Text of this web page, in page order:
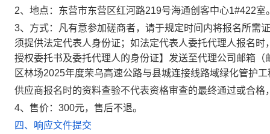
2、 地点： 东营市东营区红河路219号海通创客中心1#422室
3、 方式：凡有意参加磋商者，请于规定时间内将报名所需
须提供法定代表人身份证；如法定代表人委托代理人报名
授权委托书及委托代理人的身份证】发送至代理公司邮箱（
区林场2025年度荣乌高速公路与县城连接线路域绿化管护工
供应商报名时的资料查验不代表资格审查的最终通过或合
4、售价：300元，售后不退。
四、响应文件提交